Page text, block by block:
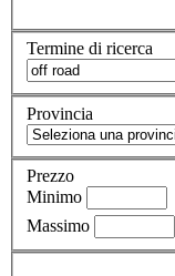
Termine di ricerca
Provincia
Prezzo
Minimo
Massimo